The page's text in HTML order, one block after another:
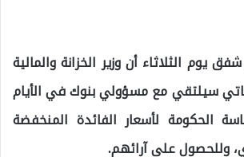
يوم الثلاثاء أن وزير الخزانة والمالية
سيلتقي مع مسؤولي بنوك في الأيام
الحكومة لأسعار الفائدة المنخفضة
وللحصول على آرائهم.